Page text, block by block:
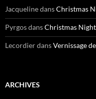
JacquelinedansChristmas
PyrgosdansChristmas Night
LecordierdansVernissage
ARCHIVES